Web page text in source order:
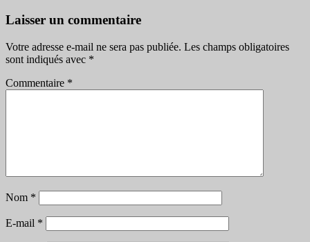
Laisser un commentaire
Votre adresse e-mail ne sera pas publiée. Les champs obligatoires
sont indiqués avec *
Commentaire *
Nom *
E-mail *